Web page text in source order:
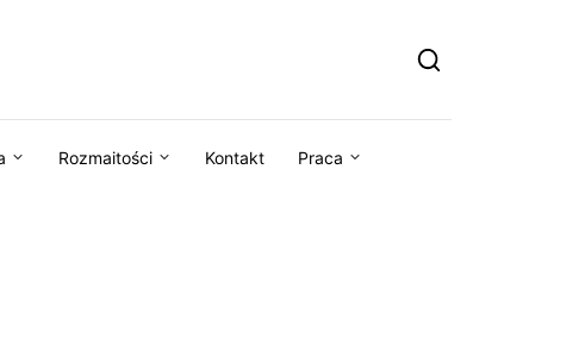
Rozmaitości Kontakt Praca